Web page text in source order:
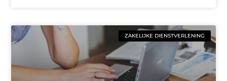
ZAKELIJKE DIENSTVERLENING